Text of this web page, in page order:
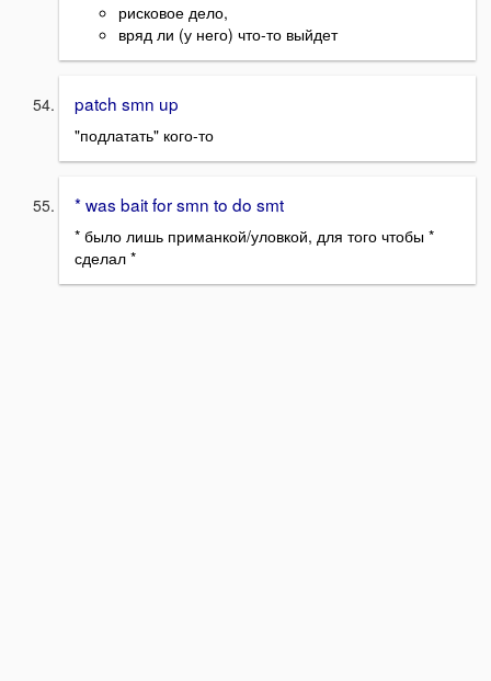
рисковое дело,
вряд ли (у него) что-то выйдет
patch smn up
"подлатать" кого-то
* was bait for smn to do smt
* было лишь приманкой/уловкой, для того чтобы *
сделал *